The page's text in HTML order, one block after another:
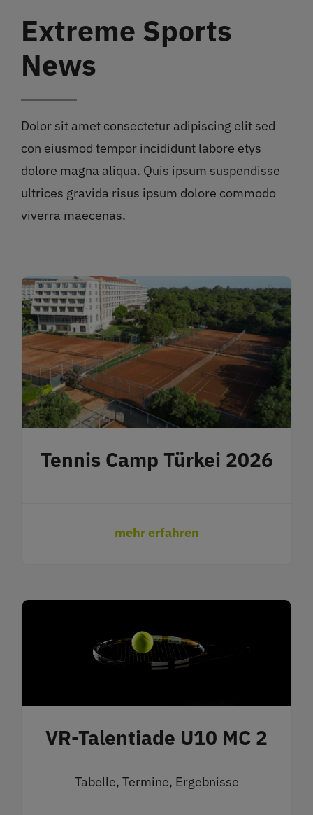
Extreme Sports
News
Dolor sit amet consectetur adipiscing elit sed
con eiusmod tempor incididunt labore etys
dolore magna aliqua. Quis ipsum suspendisse
ultrices gravida risus ipsum dolore commodo
viverra maecenas.
Tennis Camp Türkei 2026
mehr erfahren
VR-Talentiade U10 MC 2
Tabelle, Termine, Ergebnisse